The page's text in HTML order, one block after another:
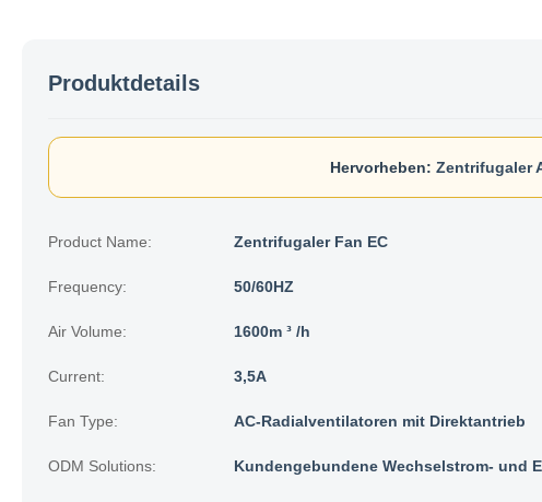
Produktdetails
Hervorheben: Zentrifugaler
Product Name: Zentrifugaler Fan EC
Frequency: 50/60HZ
Air Volume: 1600m ³ /h
Current: 3,5A
Fan Type: AC-Radialventilatoren mit Direktantrieb
ODM Solutions: Kundengebundene Wechselstrom- und